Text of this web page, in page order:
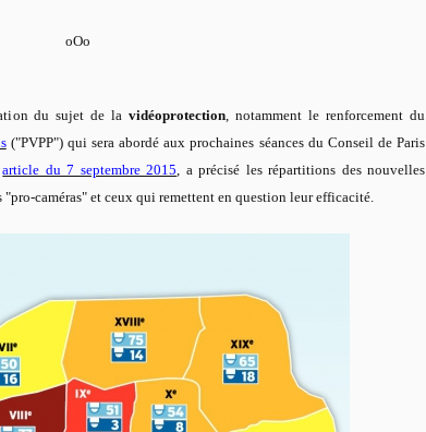
oOo
du sujet de lavidéoprotection , notamment le renforcement du
("PVPP") qui sera abordé aux prochaines séances du Conseil de Paris
article du 7 septembre 2015 , a précisé les répartitions des nouvelles
caméras" et ceux qui remettent en question leur efficacité.